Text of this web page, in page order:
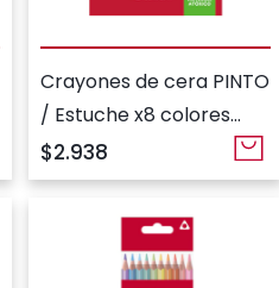
Crayones de cera PINTO
/ Estuche x8 colores
confetti
$2.938